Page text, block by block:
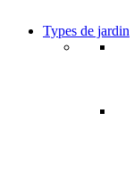
Types de jardin